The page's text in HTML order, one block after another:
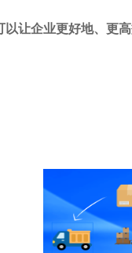
以让企业更好地、更